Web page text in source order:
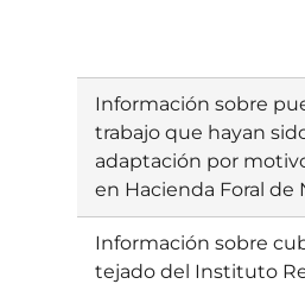
Información sobre
trabajo que hayan
adaptación por
en Hacienda Foral de
Información sobre
tejado del Instituto